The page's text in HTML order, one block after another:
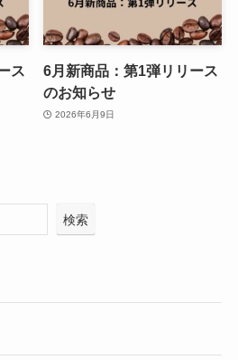
ス
6月新商品：第1弾リリース
のお知らせ
2026年6月9日
検索